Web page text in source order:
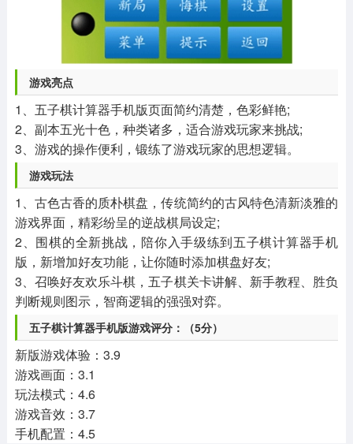
游戏亮点
1、五子棋计算器手机版页面简约清楚，色彩鲜艳;
2、副本五光十色，种类诸多，适合游戏玩家来挑战;
3、游戏的操作便利，锻练了游戏玩家的思想逻辑。
游戏玩法
1、古色古香的质朴棋盘，传统简约的古风特色清新淡雅的
游戏界面，精彩纷呈的逆战棋局设定;
2、围棋的全新挑战，陪你入手级练到五子棋计算器手机
版，新增加好友功能，让你随时添加棋盘好友;
3、召唤好友欢乐斗棋，五子棋关卡讲解、新手教程、胜负
判断规则图示，智商逻辑的强强对弈。
五子棋计算器手机版游戏评分：（5分）
新版游戏体验：3.9
游戏画面：3.1
玩法模式：4.6
游戏音效：3.7
手机配置：4.5